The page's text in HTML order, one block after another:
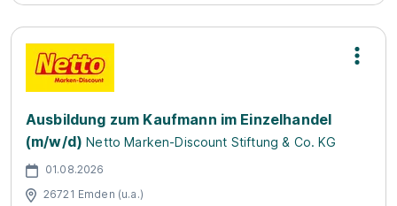
Ausbildung zum Kaufmann im Einzelhandel
(m/w/d) Netto Marken-Discount Stiftung & Co. KG
01.08.2026
26721 Emden (u.a.)